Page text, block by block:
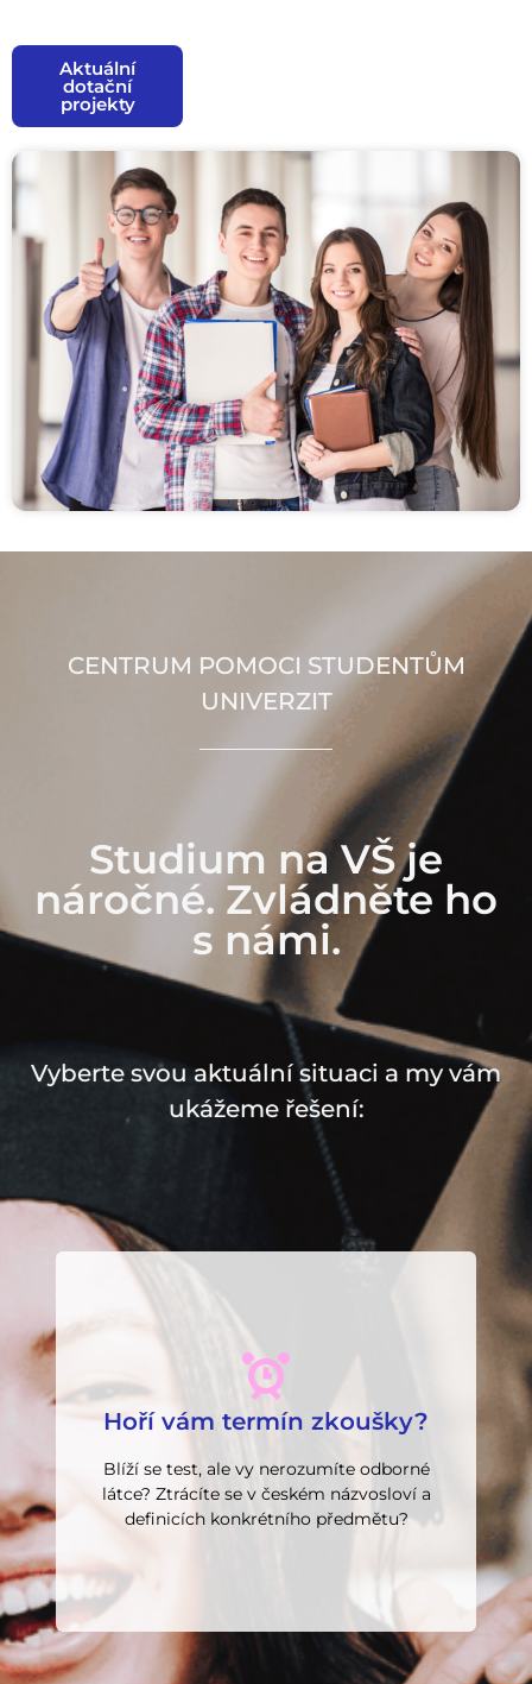
Aktuální
dotační
projekty
CENTRUM POMOCI STUDENTŮM
UNIVERZIT
Studium na VŠ je
náročné. Zvládněte ho
s námi.
Vyberte svou aktuální situaci a my vám
ukážeme řešení:
Hoří vám termín zkoušky?
Blíží se test, ale vy nerozumíte odborné
látce? Ztrácíte se v českém názvosloví a
definicích konkrétního předmětu?
Rychlá "první pomoc" pro vaše
zkouškové období. Individuální nebo
skupinové doučování zaměřené na
konkrétní problém, terminologii a
přípravu na test.